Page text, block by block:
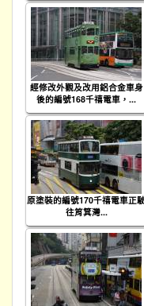
經修改外觀及改用鋁合金車身
後的編號168千禧電車，...
原塗裝的編號170千禧電車正
往筲箕灣...